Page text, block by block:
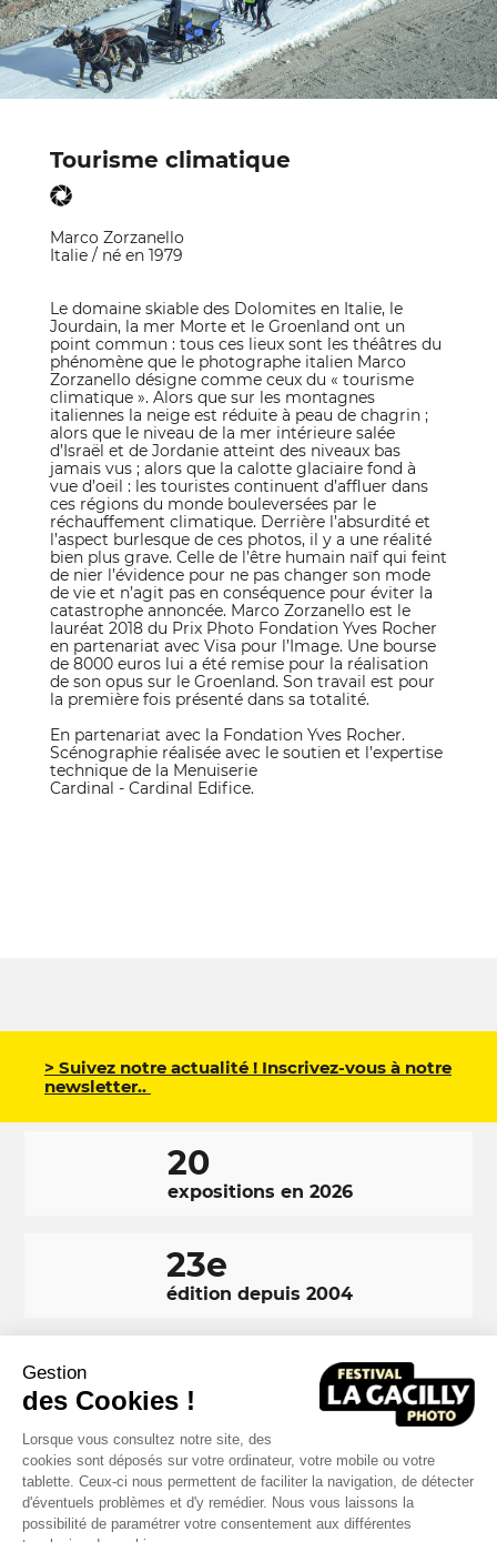
Gestion
des Cookies !
Lorsque vous consultez notre site, des
cookies sont déposés sur votre ordinateur, votre mobile ou votre
tablette. Ceux-ci nous permettent de faciliter la navigation, de détecter
d'éventuels problèmes et d'y remédier. Nous vous laissons la
possibilité de paramétrer votre consentement aux différentes
Tourisme climatique
Marco Zorzanello
Italie / né en 1979
Le domaine skiable des Dolomites en Italie, le
Jourdain, la mer Morte et le Groenland ont un
point commun : tous ces lieux sont les théâtres du
phénomène que le photographe italien Marco
Zorzanello désigne comme ceux du « tourisme
climatique ». Alors que sur les montagnes
italiennes la neige est réduite à peau de chagrin ;
alors que le niveau de la mer intérieure salée
d’Israël et de Jordanie atteint des niveaux bas
jamais vus ; alors que la calotte glaciaire fond à
vue d’oeil : les touristes continuent d’affluer dans
ces régions du monde bouleversées par le
réchauffement climatique. Derrière l’absurdité et
l’aspect burlesque de ces photos, il y a une réalité
bien plus grave. Celle de l’être humain naïf qui feint
de nier l’évidence pour ne pas changer son mode
de vie et n’agit pas en conséquence pour éviter la
catastrophe annoncée. Marco Zorzanello est le
lauréat 2018 du Prix Photo Fondation Yves Rocher
en partenariat avec Visa pour l’Image. Une bourse
de 8000 euros lui a été remise pour la réalisation
de son opus sur le Groenland. Son travail est pour
la première fois présenté dans sa totalité.
En partenariat avec la Fondation Yves Rocher.
Scénographie réalisée avec le soutien et l’expertise
technique de la Menuiserie
Cardinal - Cardinal Edifice.
> Suivez notre actualité ! Inscrivez-vous à notre
newsletter..
20
expositions en 2026
23e
édition depuis 2004
visiteurs en 2025
RÉSEAUX FacebookLinkedInInstagram